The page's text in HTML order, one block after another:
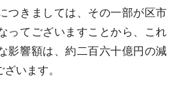
つきましては、その一部が区市
ってございますことから、これ
影響額は、約二百六十億円の減
います。